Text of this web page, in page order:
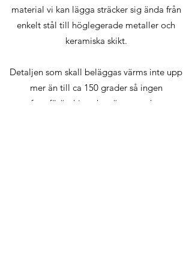
material vi kan lägga sträcker sig ända från
enkelt stål till höglegerade metaller och
keramiska skikt.
Detaljen som skall beläggas värms inte upp
mer än till ca 150 grader så ingen
formförändring sker, även mycket